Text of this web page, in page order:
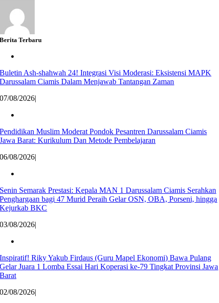
Berita Terbaru
Buletin Ash-shahwah 24! Integrasi Visi Moderasi: Eksistensi MAPK
Darussalam Ciamis Dalam Menjawab Tantangan Zaman
07/08/2026|
Pendidikan Muslim Moderat Pondok Pesantren Darussalam Ciamis
Jawa Barat: Kurikulum Dan Metode Pembelajaran
06/08/2026|
Senin Semarak Prestasi: Kepala MAN 1 Darussalam Ciamis Serahkan
Penghargaan bagi 47 Murid Peraih Gelar OSN, OBA, Porseni, hingga
Kejurkab BKC
03/08/2026|
Inspiratif! Riky Yakub Firdaus (Guru Mapel Ekonomi) Bawa Pulang
Gelar Juara 1 Lomba Essai Hari Koperasi ke-79 Tingkat Provinsi Jawa
Barat
02/08/2026|